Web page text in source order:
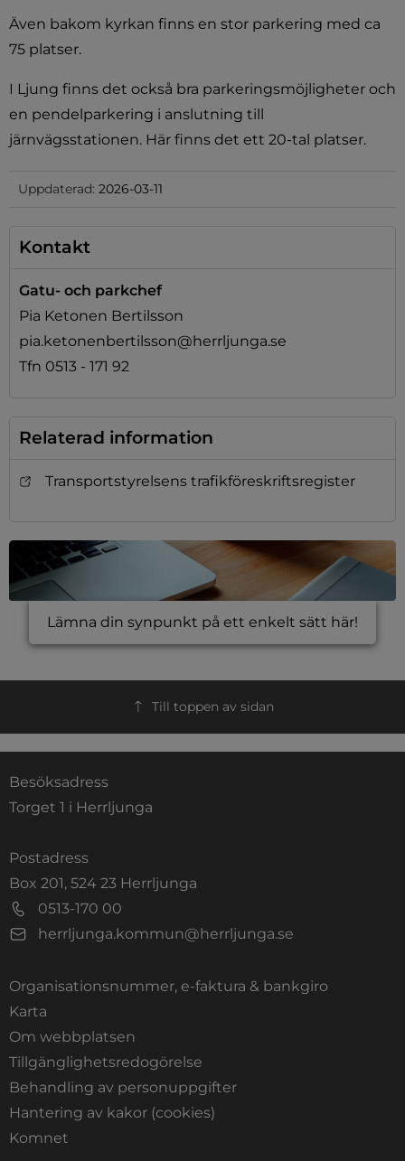
Även bakom kyrkan finns en stor parkering med ca
75 platser.
I Ljung finns det också bra parkeringsmöjligheter och
en pendelparkering i anslutning till
järnvägsstationen. Här finns det ett 20-tal platser.
Uppdaterad: 2026-03-11
Kontakt
Gatu- och parkchef
Pia Ketonen Bertilsson
pia.ketonenbertilsson@herrljunga.se
Tfn 0513 - 171 92
Relaterad information
Transportstyrelsens trafikföreskriftsregister
Lämna din synpunkt på ett enkelt sätt här!
Till toppen av sidan
Besöksadress
Torget 1 i Herrljunga
Postadress
Box 201, 524 23 Herrljunga
0513-170 00
herrljunga.kommun@herrljunga.se
Organisationsnummer, e-faktura & bankgiro
Karta
Om webbplatsen
Tillgänglighetsredogörelse
Behandling av personuppgifter
Hantering av kakor (cookies)
Komnet